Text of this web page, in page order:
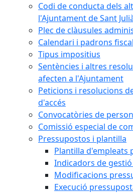
Codi de conducta dels
l'Ajuntament de Sant
Plec de clàusules
Calendari i padrons
Tipus impositius
Sentències i altres
afecten a l'Ajuntament
Peticions i resolucions
d'accés
Convocatòries de
Comissió especial de
Pressupostos i plantilla
Plantilla d'empleats
Indicadors de
Modificacions
Execució